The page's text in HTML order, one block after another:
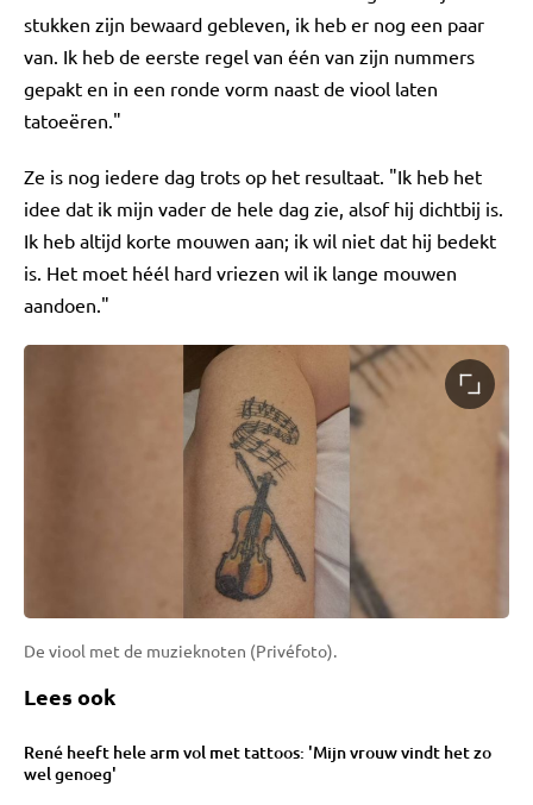
stukken zijn bewaard gebleven, ik heb er nog een paar
van. Ik heb de eerste regel van één van zijn nummers
gepakt en in een ronde vorm naast de viool laten
tatoeëren."
Ze is nog iedere dag trots op het resultaat. "Ik heb het
idee dat ik mijn vader de hele dag zie, alsof hij dichtbij is.
Ik heb altijd korte mouwen aan; ik wil niet dat hij bedekt
is. Het moet héél hard vriezen wil ik lange mouwen
aandoen."
De viool met de muzieknoten (Privéfoto).
Lees ook
René heeft hele arm vol met tattoos: 'Mijn vrouw vindt het zo
wel genoeg'